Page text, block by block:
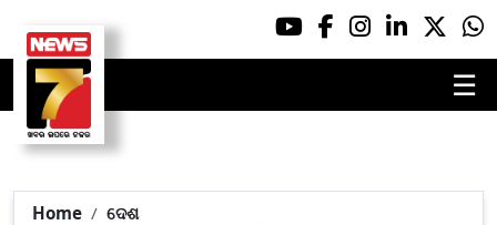
☰
Home
ଦେଶ